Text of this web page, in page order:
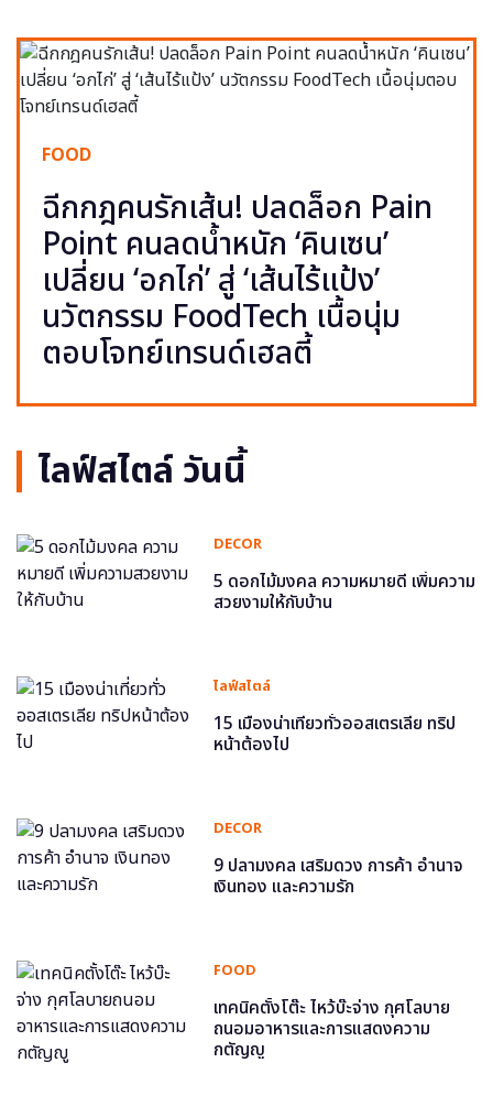
FOOD
ฉีกกฎคนรักเส้น! ปลดล็อก Pain
Point คนลดน้ำหนัก ‘คินเซน’
เปลี่ยน ‘อกไก่’ สู่ ‘เส้นไร้แป้ง’
นวัตกรรม FoodTech เนื้อนุ่ม
ตอบโจทย์เทรนด์เฮลตี้
ไลฟ์สไตล์ วันนี้
DECOR
5 ดอกไม้มงคล ความหมายดี เพิ่มความ
สวยงามให้กับบ้าน
ไลฟ์สไตล์
15 เมืองน่าเที่ยวทั่วออสเตรเลีย ทริป
หน้าต้องไป
DECOR
9 ปลามงคล เสริมดวง การค้า อำนาจ
เงินทอง และความรัก
FOOD
เทคนิคตั้งโต๊ะ ไหว้บ๊ะจ่าง กุศโลบาย
ถนอมอาหารและการแสดงความ
กตัญญู